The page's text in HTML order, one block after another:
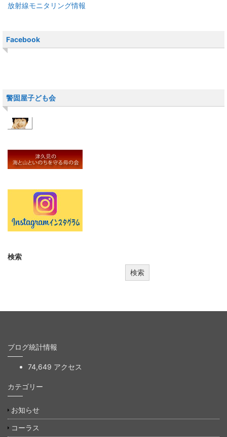
放射線モニタリング情報
Facebook
警固屋子ども会
検索
検索
ブログ統計情報
74,649 アクセス
カテゴリー
お知らせ
コーラス